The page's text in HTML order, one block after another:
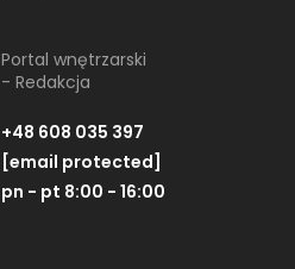
Portal wnętrzarski
- Redakcja
+48 608 035 397
[email protected]
pn - pt 8:00 - 16:00